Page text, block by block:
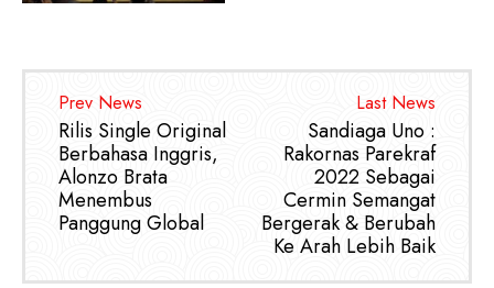
Prev News
Rilis Single Original
Berbahasa Inggris,
Alonzo Brata
Menembus
Panggung Global
Last News
Sandiaga Uno :
Rakornas Parekraf
2022 Sebagai
Cermin Semangat
Bergerak & Berubah
Ke Arah Lebih Baik